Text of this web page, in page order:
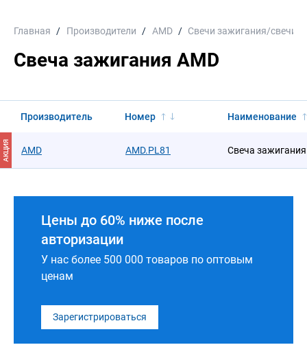
Главная Производители AMD Свечи зажигания/свечи
Свеча зажигания AMD
Производитель Номер Наименование
АКЦИЯ AMD AMD.PL81 Свеча зажигания
Цены до 60% ниже после
авторизации
У нас более 500 000 товаров по оптовым
ценам
Зарегистрироваться